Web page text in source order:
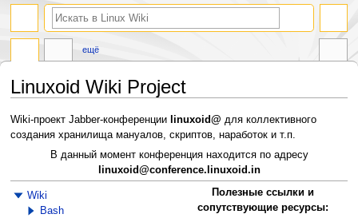
Linuxoid Wiki Project
Перейти
к
навигации
Перейти
к
Wiki-проект Jabber-конференции linuxoid@ для коллективного
создания хранилища мануалов, скриптов, наработок и т.п.
В данный момент конференция находится по адресу
linuxoid@conference.linuxoid.in
Wiki
Bash
Полезные ссылки и
сопутствующие ресурсы:
ещё
поиск